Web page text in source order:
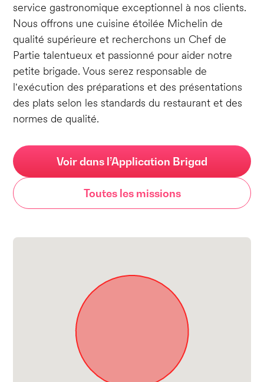
service gastronomique exceptionnel à nos clients.
Nous offrons une cuisine étoilée Michelin de
qualité supérieure et recherchons un Chef de
Partie talentueux et passionné pour aider notre
petite brigade. Vous serez responsable de
l'exécution des préparations et des présentations
des plats selon les standards du restaurant et des
normes de qualité.
Voir dans l’Application Brigad
Toutes les missions